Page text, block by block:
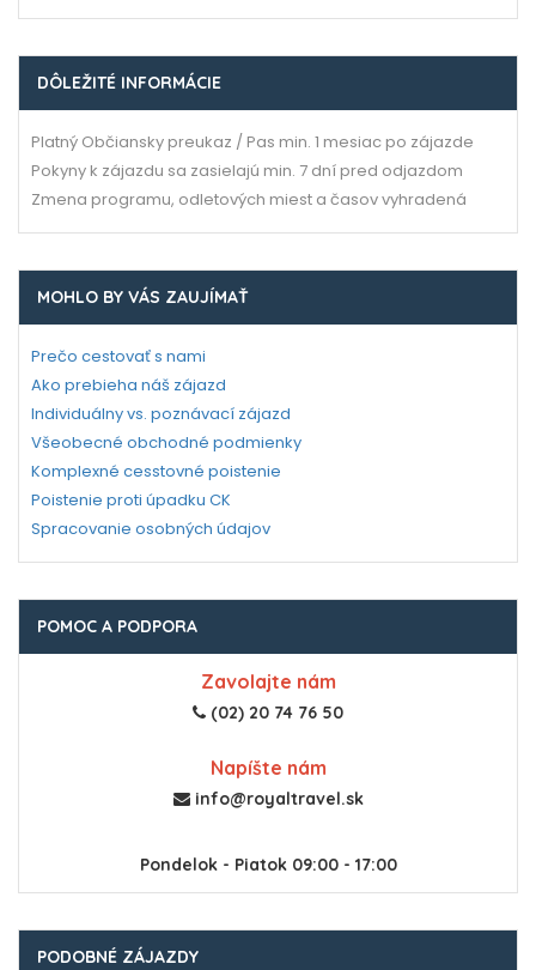
DÔLEŽITÉ INFORMÁCIE
Platný Občiansky preukaz / Pas min. 1 mesiac po zájazde
Pokyny k zájazdu sa zasielajú min. 7 dní pred odjazdom
Zmena programu, odletových miest a časov vyhradená
MOHLO BY VÁS ZAUJÍMAŤ
Prečo cestovať s nami
Ako prebieha náš zájazd
Individuálny vs. poznávací zájazd
Všeobecné obchodné podmienky
Komplexné cesstovné poistenie
Poistenie proti úpadku CK
Spracovanie osobných údajov
POMOC A PODPORA
Zavolajte nám
(02) 20 74 76 50
Napíšte nám
info@royaltravel.sk
Pondelok - Piatok 09:00 - 17:00
PODOBNÉ ZÁJAZDY